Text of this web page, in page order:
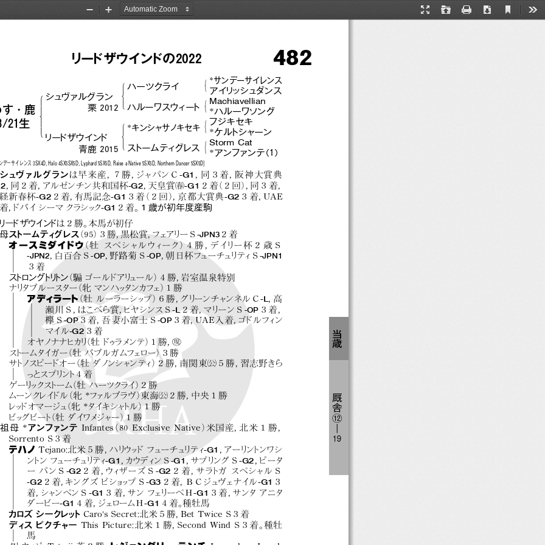
Presentation
Open Print Download
Current
Zoom
Zoom
482
当
歳
厩
舎
⑫
１９
リードザウインドの2022
・鹿
21生
!
"
%
'
!
$
#
&
*サンデーサイレンス
ハーツクライ アイリッシュダンス
シュヴァルグラン
#
&
Machiavellian
栗 2012
ハルーワスウィート *ハルーワソング
!
$
#
&
フジキセキ
*キンシャサノキセキ *ケルトシャーン
リードザウインド
#
&
Storm Cat
青鹿 2015
ストームティグレス *アンファンテ（1）
デーサイレンス 3SX4D, Halo 4SX5SX5D, Lyphard 5SX5D, Raise a Native 5SX5D, Northern Dancer 5SX5D]
シュヴァルグランは早来産，７勝，ジャパンＣ -G1 ，同３着，阪神大賞典
，同２着，アルゼンチン共和国杯-G2，天皇賞# -G1 ２着（２回），同３着，
新春杯-G2 ２着，有馬記念-G1 ３着（２回），京都大賞典-G2 ３着，UAE
，ドバイシーマ クラシック-G1 ２着。１歳が初年度産駒
ードザウインドは２勝。本馬が初仔
ストームティグレス（95）３勝，黒松賞，
フェアリーＳ -JPN3 ２着
オースミダイドウ（ 牡 スペシャルウィーク）４勝，デイリー杯２歳Ｓ
-JPN2，白百合Ｓ-OP，野路菊Ｓ -OP，朝日杯フューチュリティＳ -JPN1
３着
ストロングトリトン（騸 ゴールドアリュール ）４勝，岩室温泉特別
ナリタブ ル ースター（牝 マンハッタンカフェ）１勝
アディラート（牡 ルーラーシップ）６勝，グリーンチャンネルＣ -L ，高
瀬川Ｓ，はこべら賞，ヒヤシンスＳ -L２着，マリーン Ｓ -OP ３着，
欅Ｓ-OP３着，吾妻小富士Ｓ-OP３着，UAE入着，ゴドルフィン
マイル-G2 ３着
オヤノナナヒカリ（牡ドゥラメンテ）１勝，
!
ストームタイガー（牡 バブルガムフェロー）３勝
サトノスピードオー（牡 ダノンシャンティ）２勝，南関東" ５勝，習志野きら
っとスプリント４着
ゲーリックストーム（牡 ハーツクライ）２勝
ムーンクレイドル（牝 *ファルブラヴ ）東海" ２勝，中央１勝
レッドオマージュ（牝 *タイキシャトル ）１勝
ビッグビート（牡 ダイワメジャー）１勝
母 * アンファンテ Infantes（80 Exclusive Native）米国産，北米１勝，
Sorrento S３着
テハノ Tejano：北米５勝，ハリウッドフューチュリティ-G1 ，アーリントンワシ
ントンフューチュリティ-G1 ，カウディンＳ-G1，サプリングＳ -G2 ，ピータ
ーパンＳ-G2 ２着，ウィザーズＳ -G2 ２着，サラトガ スペシャル Ｓ
-G2 ２着，キングズ ビショップＳ-G3 ２着，ＢＣジュヴェナイル-G1 ３
着，シャンペンＳ -G1 ３着，サン フェリーペ Ｈ -G1 ３着，サンタ アニタ
ダービー-G1 ４着，ジェロームＨ-G1 ４着。種牡馬
カロズ シークレット Caro's Secret：北米５勝，Bet Twice S３着
ディス ピクチャー This Picture：北米１勝，Second Wind S３着。種牡
馬